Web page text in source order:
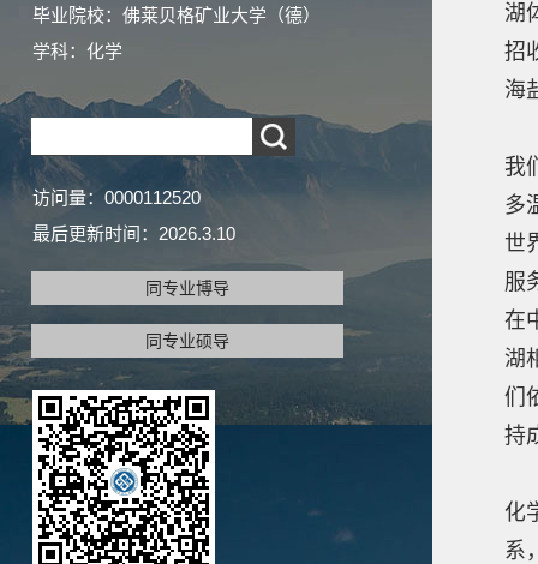
毕业院校：佛莱贝格矿业大学（德）
学科：化学
访问量： 0000112520
最后更新时间： 2026.3.10
同专业博导
同专业硕导
湖
招
海
我
多
世
服
在
湖
们
持
化
系